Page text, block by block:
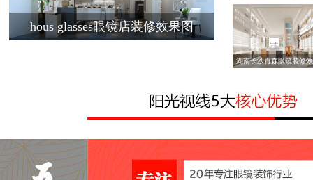
hous glasses眼镜店装修效果图
湖南长沙青森眼镜装修